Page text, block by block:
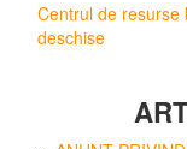
Centrul de
deschise